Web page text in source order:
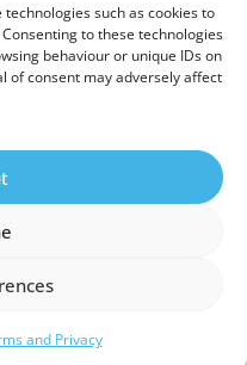
such as cookies to
to these technologies
behaviour or unique IDs on
of consent may adversely affect
and Privacy
All Rights Reserved.
Promatec Digital